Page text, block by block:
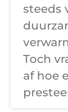
steeds
Toch
af hoe